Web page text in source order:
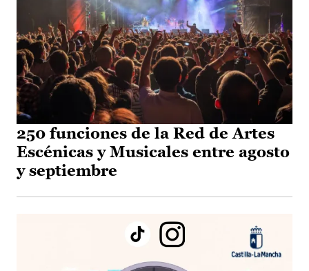
250 funciones de la Red de Artes
Escénicas y Musicales entre agosto
y septiembre